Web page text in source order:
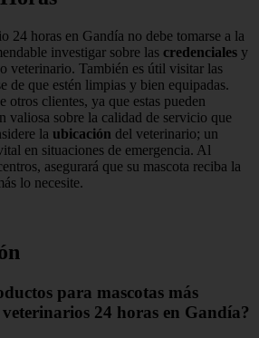
24 horas en Gandía no debe tomarse a la
investigar sobre las credenciales y
veterinario. También es útil visitar las
de que estén limpias y bien equipadas.
otros clientes, ya que estas pueden
valiosa sobre la calidad de servicio que
la ubicación del veterinario; un
en situaciones de emergencia. Al
asegurará que su mascota reciba la
lo necesite.
para mascotas más
24 horas en Gandía?